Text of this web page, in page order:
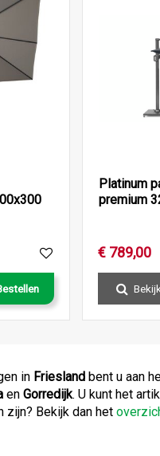
Platinum
premium
€ 789,00
in Friesland bent u aan
en Gorredijk. U kunt het
zijn? Bekijk dan het